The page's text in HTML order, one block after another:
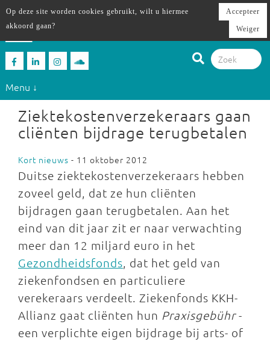
Menu ↓
Ziektekostenverzekeraars gaan
cliënten bijdrage terugbetalen
Kort nieuws - 11 oktober 2012
Duitse ziektekostenverzekeraars hebben
zoveel geld, dat ze hun cliënten
bijdragen gaan terugbetalen. Aan het
eind van dit jaar zit er naar verwachting
meer dan 12 miljard euro in het
Gezondheidsfonds, dat het geld van
ziekenfondsen en particuliere
verekeraars verdeelt. Ziekenfonds KKH-
Allianz gaat cliënten hun Praxisgebühr-
een verplichte eigen bijdrage bij arts- of
Op deze site worden cookies gebruikt, wilt u hiermee
akkoord gaan?
Accepteer
Weiger